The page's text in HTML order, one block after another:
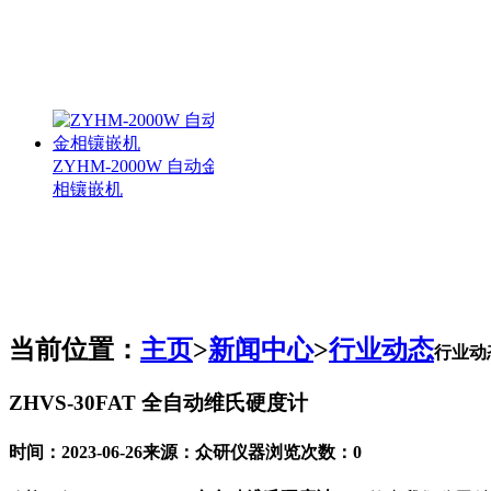
ZYHM-2000W 自动金
相镶嵌机
金相镶嵌机
当前位置： 主页>新闻中心>行业动态行业动
ZHVS-30FAT 全自动维氏硬度计
时间：2023-06-26来源：众研仪器浏览次数： 0